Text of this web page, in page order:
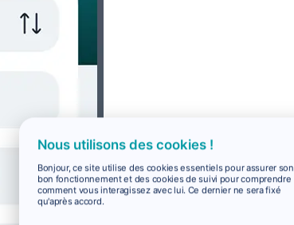
Nous utilisons des cookies !
Bonjour, ce site utilise des cookies essentiels pour assurer son
bon fonctionnement et des cookies de suivi pour comprendre
comment vous interagissez avec lui. Ce dernier ne sera fixé
qu'après accord.